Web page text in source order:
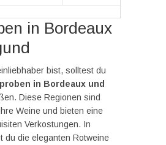
in Bordeaux
bist, solltest du
in Bordeaux und
Diese Regionen sind
Weine und bieten eine
Verkostungen. In
du die eleganten Rotweine